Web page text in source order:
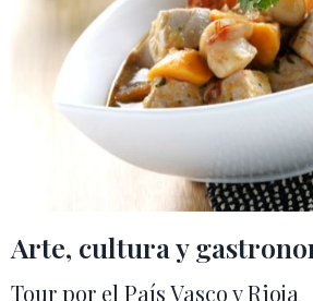
Arte, cultura y
Tour por el País Vasco y Rioja